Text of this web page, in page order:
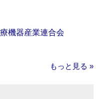
機器産業連合会
もっと見る »